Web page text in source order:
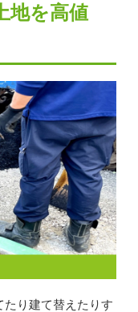
地を高値
り建て替えたりす